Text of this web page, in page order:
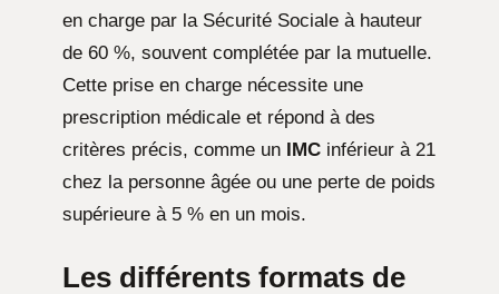
en charge par la Sécurité Sociale à hauteur
de 60 %, souvent complétée par la mutuelle.
Cette prise en charge nécessite une
prescription médicale et répond à des
critères précis, comme un IMC inférieur à 21
chez la personne âgée ou une perte de poids
supérieure à 5 % en un mois.
Les différents formats de